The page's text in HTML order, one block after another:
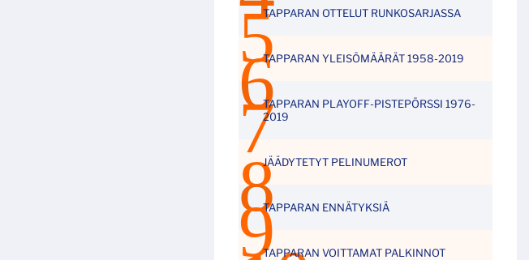
TAPPARAN OTTELUT RUNKOSARJASSA
TAPPARAN YLEISÖMÄÄRÄT 1958-2019
TAPPARAN PLAYOFF-PISTEPÖRSSI 1976-
2019
JÄÄDYTETYT PELINUMEROT
TAPPARAN ENNÄTYKSIÄ
TAPPARAN VOITTAMAT PALKINNOT